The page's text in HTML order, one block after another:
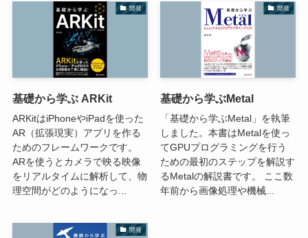
開発
基礎から学ぶ ARKit
ARKitはiPhoneやiPadを使った
AR（拡張現実）アプリを作る
ためのフレームワークです。
ARを使うとカメラで映る映像
をリアルタイムに解析して、物
理空間がどのようになっ...
開発
基礎から学ぶMetal
「基礎から学ぶMetal」を執筆
しました。本書はMetalを使っ
てGPUプログラミングを行う
ための最初のステップを解説す
るMetalの解説書です。 ここ数
年前から画像処理や機械...
開発